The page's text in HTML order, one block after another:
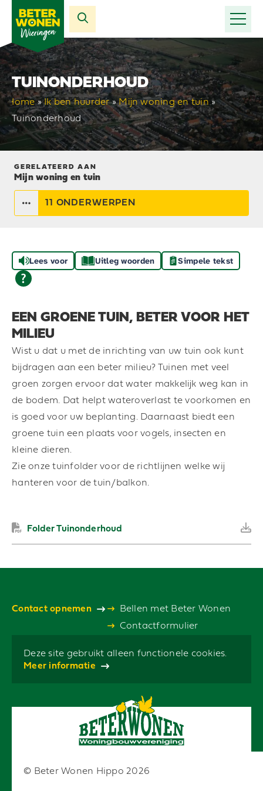
TUINONDERHOUD
Home»Ik ben huurder»Mijn woning en tuin»
Tuinonderhoud
GERELATEERD AAN
Mijn woning en tuin
11 ONDERWERPEN
Lees voor Uitleg woorden Simpele tekst
EEN GROENE TUIN, BETER VOOR HET
MILIEU
Wist u dat u met de inrichting van uw tuin ook kunt
bijdragen aan een beter milieu? Tuinen met veel
groen zorgen ervoor dat water makkelijk weg kan in
de bodem. Dat helpt wateroverlast te voorkomen en
is goed voor uw beplanting. Daarnaast biedt een
groene tuin een plaats voor vogels, insecten en
kleine dieren.
Zie onze tuinfolder voor de richtlijnen welke wij
hanteren voor de tuin/balkon.
Folder Tuinonderhoud
Contact opnemen
Bellen met Beter Wonen
Contactformulier
Deze site gebruikt alleen functionele cookies.
Meer informatie
© Beter Wonen Hippo 2026